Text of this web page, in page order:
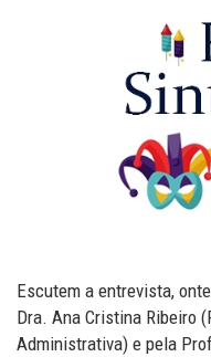
Escutem a entrevista,
Dra. Ana Cristina Ribeiro
Administrativa) e pela